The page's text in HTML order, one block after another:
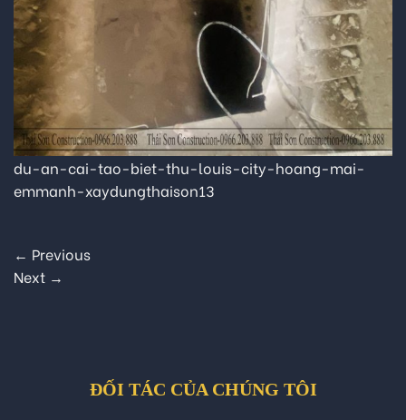
du-an-cai-tao-biet-thu-louis-city-hoang-mai-
emmanh-xaydungthaison13
← Previous
Next →
ĐỐI TÁC CỦA CHÚNG TÔI